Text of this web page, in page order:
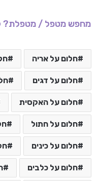
מחפש מטפל / מטפלת?
חלום על אריה
חלום על דגים
חלום על האקסית
חלום על חתול
חלום על כינים
חלום על כלבים